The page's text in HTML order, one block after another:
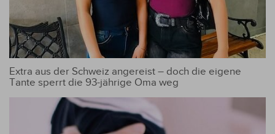
Extra aus der Schweiz angereist – doch die eigene
Tante sperrt die 93-jährige Oma weg